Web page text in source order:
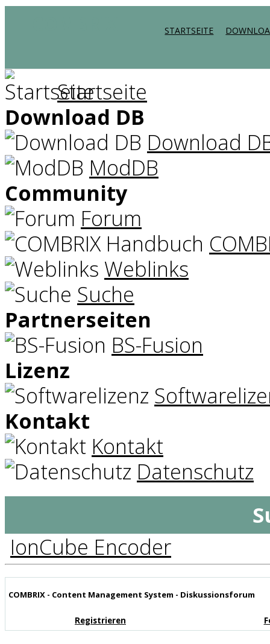
STARTSEITE
Startseite
Download DB
Download
ModDB
Community
Forum
Weblinks
Suche
Partnerseiten
BS-Fusion
Lizenz
Kontakt
Kontakt
Datenschutz
IonCube Encoder
COMBRIX - Content Management System - Diskussionsforum
Registrieren